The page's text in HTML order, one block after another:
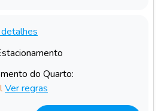
do Quarto:
Ver regras